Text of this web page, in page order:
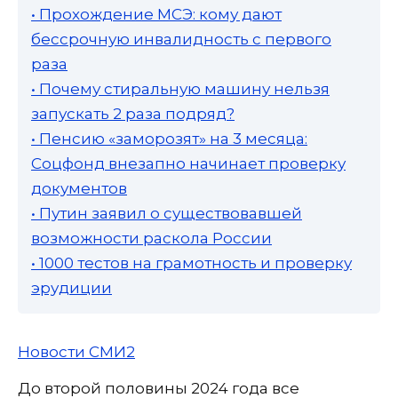
• Прохождение МСЭ: кому дают
бессрочную инвалидность с первого
раза
• Почему стиральную машину нельзя
запускать 2 раза подряд?
• Пенсию «заморозят» на 3 месяца:
Соцфонд внезапно начинает проверку
документов
• Путин заявил о существовавшей
возможности раскола России
• 1000 тестов на грамотность и проверку
эрудиции
Новости СМИ2
До второй половины 2024 года все